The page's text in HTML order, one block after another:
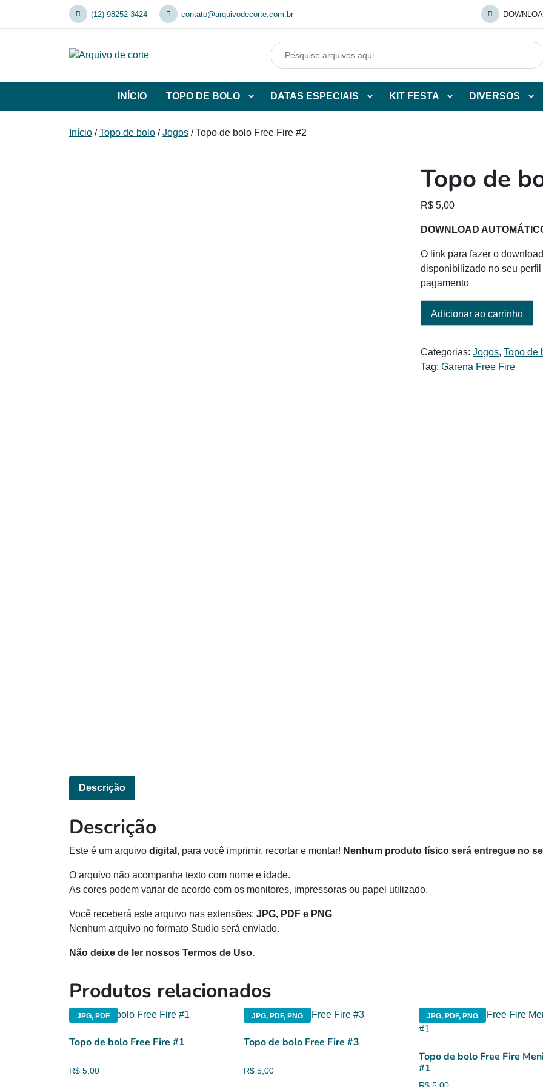
(12) 98252-3424 contato@arquivodecorte.com.br
INÍCIO TOPO DE BOLO
de
DATAS ESPECIAIS KIT FESTA DIVERSOS
Início /Topo de bolo /Jogos / Topo de bolo Free Fire #2
Topo de
R$ 5,00
DOWNLOAD
O link para fazer o
disponibilizado no seu
pagamento
Adicionar ao carrinho
Categorias:Jogos,Topo de
Tag:Garena Free Fire
Descrição
Descrição
Este é um arquivo digital , para você imprimir, recortar e montar! Nenhum produto físico será entregue no
O arquivo não acompanha texto com nome e idade.
As cores podem variar de acordo com os monitores, impressoras ou papel utilizado.
Você receberá este arquivo nas extensões: JPG, PDF e PNG
Nenhum arquivo no formato Studio será enviado.
Não deixe de ler nossos Termos de Uso.
Produtos relacionados
JPG, PDF
Topo de bolo Free Fire #1
R$ 5,00
JPG, PDF, PNG
Topo de bolo Free Fire #3
R$ 5,00
JPG, PDF, PNG
Topo de bolo Free Fire
#1